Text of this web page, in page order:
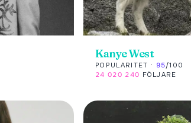
Kanye West
POPULARITET · 95/100
24 020 240 FÖLJARE